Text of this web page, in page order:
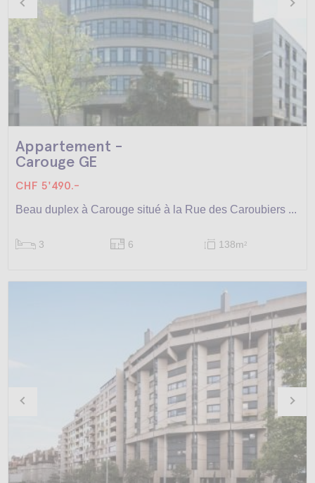
Appartement -
Carouge GE
CHF 5'490.-
Beau duplex à Carouge situé à la Rue des Caroubiers ...
3 6 138m2